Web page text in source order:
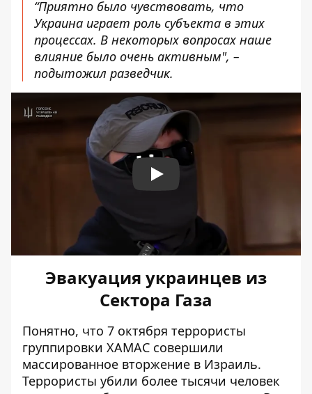
“Приятно было чувствовать, что
Украина играет роль субъекта в этих
процессах. В некоторых вопросах наше
влияние было очень активным", –
подытожил разведчик.
Play
Эвакуация украинцев из
Сектора Газа
Понятно, что 7 октября террористы
группировки ХАМАС совершили
массированное вторжение в Израиль.
Террористы убили более тысячи человек